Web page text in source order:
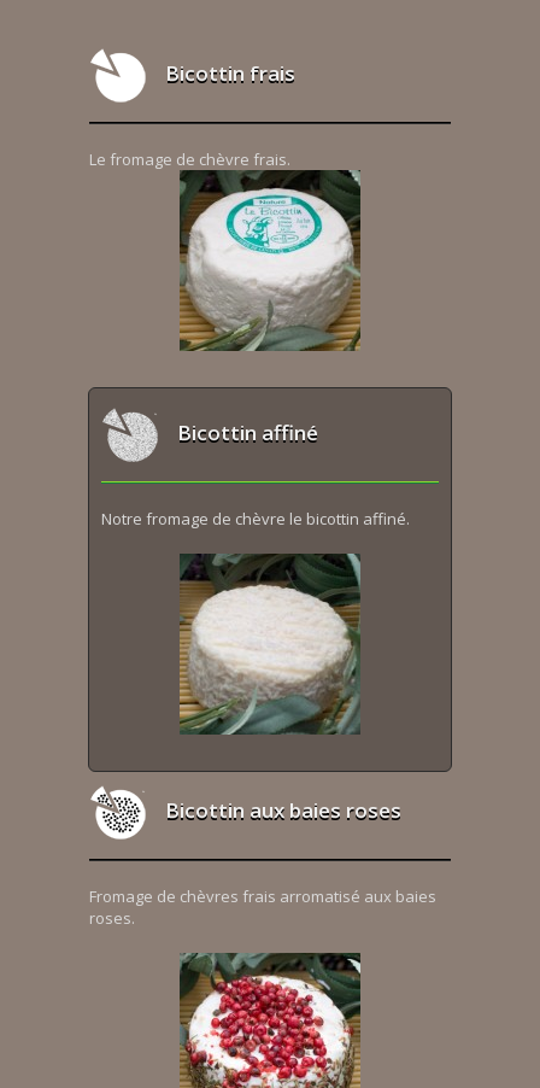
Bicottin frais
Le fromage de chèvre frais.
Bicottin affiné
Notre fromage de chèvre le bicottin affiné.
Bicottin aux baies roses
Fromage de chèvres frais arromatisé aux baies
roses.